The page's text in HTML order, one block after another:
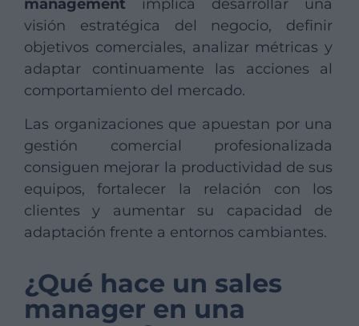
management implica desarrollar una
visión estratégica del negocio, definir
objetivos comerciales, analizar métricas y
adaptar continuamente las acciones al
comportamiento del mercado.
Las organizaciones que apuestan por una
gestión comercial profesionalizada
consiguen mejorar la productividad de sus
equipos, fortalecer la relación con los
clientes y aumentar su capacidad de
adaptación frente a entornos cambiantes.
¿Qué hace un sales
manager en una